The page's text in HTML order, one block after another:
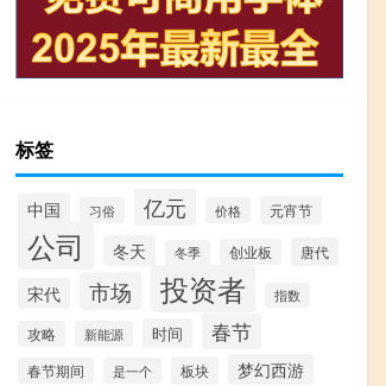
标签
中国 习俗 亿元 价格 元宵节
公司 冬天 冬季 创业板 唐代
宋代 市场 投资者 指数
攻略 新能源 时间 春节
春节期间 是一个 板块 梦幻西游